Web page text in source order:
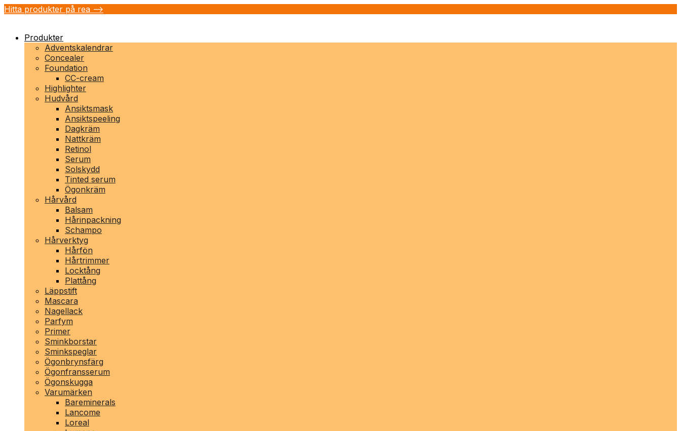
Hitta produkter på rea -->
Produkter
Adventskalendrar
Concealer
Foundation
CC-cream
Highlighter
Hudvård
Ansiktsmask
Ansiktspeeling
Dagkräm
Nattkräm
Retinol
Serum
Solskydd
Tinted serum
Ögonkräm
Hårvård
Balsam
Hårinpackning
Schampo
Hårverktyg
Hårfön
Hårtrimmer
Locktång
Plattång
Läppstift
Mascara
Nagellack
Parfym
Primer
Sminkborstar
Sminkspeglar
Ögonbrynsfärg
Ögonfransserum
Ögonskugga
Varumärken
Bareminerals
Lancome
Loreal